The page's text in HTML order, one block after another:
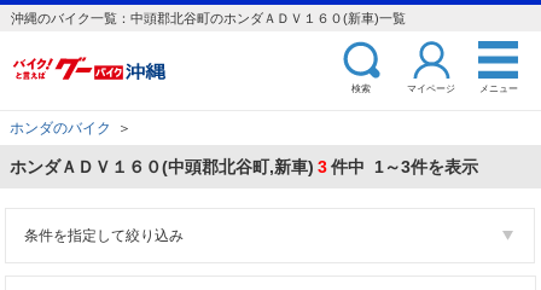
沖縄のバイク一覧：中頭郡北谷町のホンダＡＤＶ１６０(新車)一覧
検索 マイページ メニュー
ホンダのバイク ＞
ホンダＡＤＶ１６０(中頭郡北谷町,新車) 3件中 1～3件を表示
条件を指定して絞り込み